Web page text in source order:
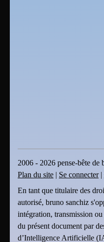
2006 - 2026 pense-bête de
Plan du site | Se connecter|
En tant que titulaire des
autorisé, bruno sanchiz
intégration, transmission
du présent document par
d’Intelligence Artificielle